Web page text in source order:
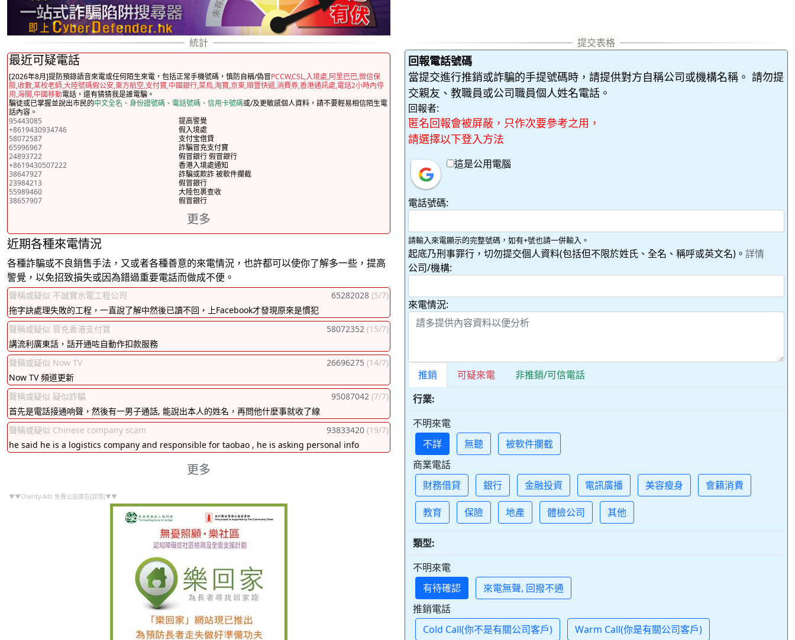
最近可疑電話
[2026年8月]提防預錄語音來電或任何陌生來電，包括正常手機號碼，慎防自稱/偽冒PCCW,CSL,入境處,阿里巴巴,微信保
險,收數,某校老師,大陸號碼假公安,東方航空,支付寶,中國銀行,菜鳥,淘寶,京東,順豐快遞,消費券,香港通訊處,電話2小時內停
用,海關,中國移動電話，還有猜猜我是誰電騙。
騙徒或已掌握並說出市民的中文全名、身份證號碼、電話號碼、信用卡號碼或/及更敏感個人資料，請不要輕易相信陌生電
話內容。
95443085
提高警覺
+8619430934746
假入境處
58072587
支付宝借貸
65996967
詐騙冒充支付寶
24893722
假冒銀行 假冒銀行
+8619430507222
香港入境處通知
38647927
詐騙或欺詐 被軟件攔截
23984213
假冒銀行
55989460
大陸包裹查收
38657907
假冒銀行
更多
近期各種來電情況
各種詐騙或不良銷售手法，又或者各種善意的來電情況，也許都可以使你了解多一些，提高
警覺，以免招致損失或因為錯過重要電話而做成不便。
聲稱或疑似 不誠實水電工程公司 65282028 (5/7)
拖字訣處理失敗的工程，一直說了解中然後已讀不回，上Facebook才發現原來是慣犯
聲稱或疑似 冒充香港支付寶
58072352 (15/7)
講流利廣東話，話开通咗自動作扣款服務
聲稱或疑似 Now TV
26696275 (14/7)
Now TV 頻道更新
聲稱或疑似 疑似詐騙
95087042 (7/7)
首先是電話接通响聲，然後有一男子通話, 能說出本人的姓名，再問他什麼事就收了線
聲稱或疑似 Chinese company scam
93833420 (19/7)
he said he is a logistics company and responsible for taobao , he is asking personal info
更多
▼▼Charity-Ads 免費公益廣告[詳情]▼▼
回報電話號碼
當提交進行推銷或詐騙的手提號碼時，請提供對方自稱公司或機構名稱。 請勿提
交親友、教職員或公司職員個人姓名電話。
回報者:
匿名回報會被屏蔽，只作次要參考之用，
請選擇以下登入方法
這是公用電腦
電話號碼:
請輸入來電顯示的完整號碼，如有+號也請一併輸入。
起底乃刑事罪行，切勿提交個人資料(包括但不限於姓氏、全名、稱呼或英文名)。 詳情
公司/機構:
來電情況:
推銷 可疑來電
非推銷/可信電話
行業:
不明來電
不詳
無聽
被軟件攔截
商業電話
財務借貸
銀行 金融投資 電訊廣播 美容瘦身 會籍消費
教育 保險 地產 體檢公司 其他
類型:
不明來電
有待確認
來電無聲, 回撥不通
推銷電話
Cold Call(你不是有關公司客戶)
Warm Call(你是有關公司客戶)